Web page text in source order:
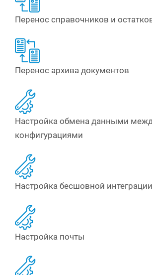
Перенос справочников и
Перенос архива документов
Настройка обмена данными
конфигурациями
Настройка бесшовной интеграции
Настройка почты